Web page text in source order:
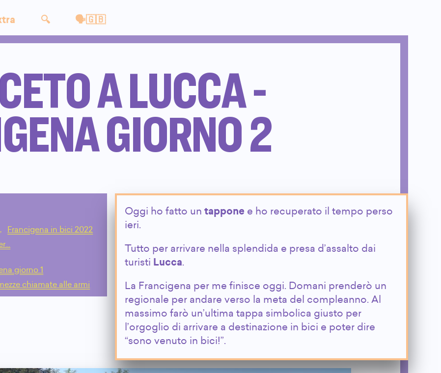
🔍 🗣🇬🇧
A LUCCA -
GIORNO 2
,
Francigena in bici 2022
giorno 1
chiamate alle armi
Oggi ho fatto un tappone e ho recuperato il tempo perso
ieri.
Tutto per arrivare nella splendida e presa d’assalto dai
turisti Lucca.
La Francigena per me finisce oggi. Domani prenderò un
regionale per andare verso la meta del compleanno. Al
massimo farò un’ultima tappa simbolica giusto per
l’orgoglio di arrivare a destinazione in bici e poter dire
“sono venuto in bici!”.